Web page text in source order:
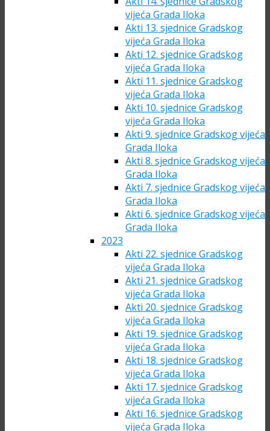
vijeća Grada Iloka
Akti 13. sjednice Gradskog
vijeća Grada Iloka
Akti 12. sjednice Gradskog
vijeća Grada Iloka
Akti 11. sjednice Gradskog
vijeća Grada Iloka
Akti 10. sjednice Gradskog
vijeća Grada Iloka
Akti 9. sjednice Gradskog vijeća
Grada Iloka
Akti 8. sjednice Gradskog vijeća
Grada Iloka
Akti 7. sjednice Gradskog vijeća
Grada Iloka
Akti 6. sjednice Gradskog vijeća
Grada Iloka
2023
Akti 22. sjednice Gradskog
vijeća Grada Iloka
Akti 21. sjednice Gradskog
vijeća Grada Iloka
Akti 20. sjednice Gradskog
vijeća Grada Iloka
Akti 19. sjednice Gradskog
vijeća Grada Iloka
Akti 18. sjednice Gradskog
vijeća Grada Iloka
Akti 17. sjednice Gradskog
vijeća Grada Iloka
Akti 16. sjednice Gradskog
vijeća Grada Iloka